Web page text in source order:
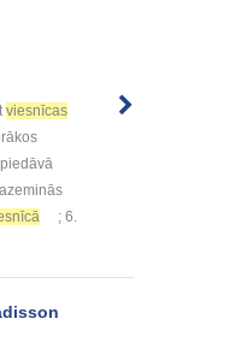
viesnīcas
piedāvā
; 6.